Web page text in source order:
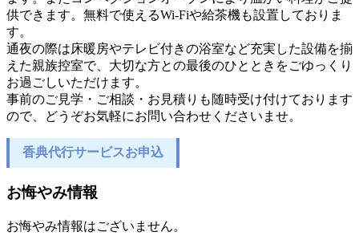
供できます。無料で使えるWi-Fiや給茶機も設置しておりま
す。
通夜の際は床暖房やテレビ付きの浴室など充実した設備を揃
えた親族控室で、大切な方との最後のひとときをごゆっくり
お過ごしいただけます。
事前のご見学・ご相談・お見積りも随時受け付けております
ので、どうぞお気軽にお問い合わせくださいませ。
香典代行サービスお申込
お悔やみ情報
お悔やみ情報はございません。